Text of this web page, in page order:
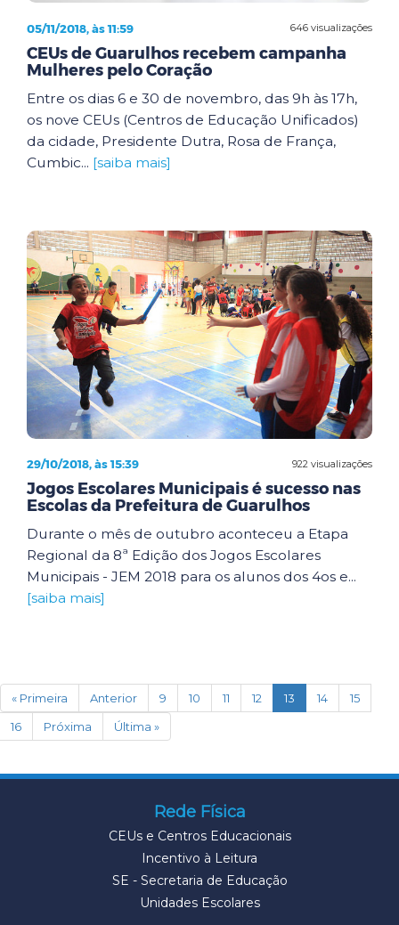
646 visualizações
05/11/2018, às 11:59
CEUs de Guarulhos recebem campanha
Mulheres pelo Coração
Entre os dias 6 e 30 de novembro, das 9h às 17h,
os nove CEUs (Centros de Educação Unificados)
da cidade, Presidente Dutra, Rosa de França,
Cumbic... [saiba mais]
922 visualizações
29/10/2018, às 15:39
Jogos Escolares Municipais é sucesso nas
Escolas da Prefeitura de Guarulhos
Durante o mês de outubro aconteceu a Etapa
Regional da 8ª Edição dos Jogos Escolares
Municipais - JEM 2018 para os alunos dos 4os e...
[saiba mais]
« Primeira Anterior 9 10 11 12 13 (current)
14
15
16
Próxima Última »
Rede Física
CEUs e Centros Educacionais
Incentivo à Leitura
SE - Secretaria de Educação
Unidades Escolares